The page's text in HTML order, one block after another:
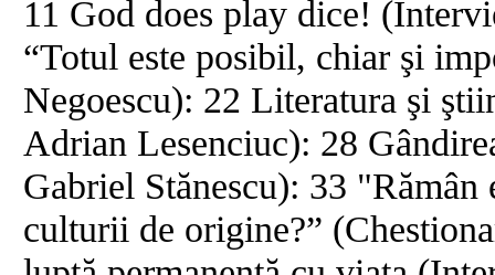
11 God does play dice!
“Totul este posibil, chiar şi
Negoescu): 22 Literatura şi
Adrian Lesenciuc): 28
Gabriel Stănescu): 33
culturii de origine?”